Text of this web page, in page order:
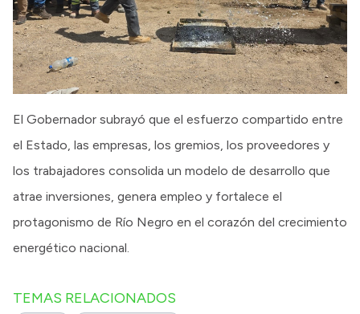
El Gobernador subrayó que el esfuerzo compartido entre
el Estado, las empresas, los gremios, los proveedores y
los trabajadores consolida un modelo de desarrollo que
atrae inversiones, genera empleo y fortalece el
protagonismo de Río Negro en el corazón del crecimiento
energético nacional.
TEMAS RELACIONADOS